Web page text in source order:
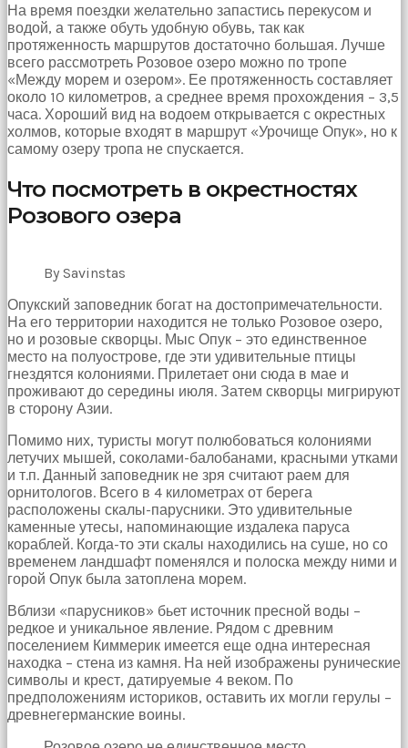
На время поездки желательно запастись перекусом и
водой, а также обуть удобную обувь, так как
протяженность маршрутов достаточно большая. Лучше
всего рассмотреть Розовое озеро можно по тропе
«Между морем и озером». Ее протяженность составляет
около 10 километров, а среднее время прохождения – 3,5
часа. Хороший вид на водоем открывается с окрестных
холмов, которые входят в маршрут «Урочище Опук», но к
самому озеру тропа не спускается.
Что посмотреть в окрестностях
Розового озера
By Savinstas
Опукский заповедник богат на достопримечательности.
На его территории находится не только Розовое озеро,
но и розовые скворцы. Мыс Опук – это единственное
место на полуострове, где эти удивительные птицы
гнездятся колониями. Прилетает они сюда в мае и
проживают до середины июля. Затем скворцы мигрируют
в сторону Азии.
Помимо них, туристы могут полюбоваться колониями
летучих мышей, соколами-балобанами, красными утками
и т.п. Данный заповедник не зря считают раем для
орнитологов. Всего в 4 километрах от берега
расположены скалы-парусники. Это удивительные
каменные утесы, напоминающие издалека паруса
кораблей. Когда-то эти скалы находились на суше, но со
временем ландшафт поменялся и полоска между ними и
горой Опук была затоплена морем.
Вблизи «парусников» бьет источник пресной воды –
редкое и уникальное явление. Рядом с древним
поселением Киммерик имеется еще одна интересная
находка – стена из камня. На ней изображены рунические
символы и крест, датируемые 4 веком. По
предположениям историков, оставить их могли герулы –
древнегерманские воины.